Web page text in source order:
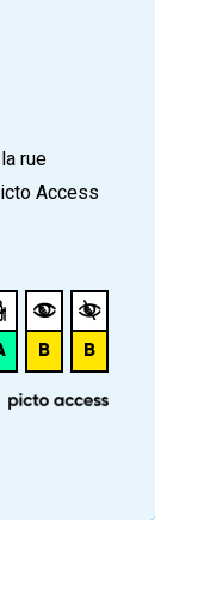
rue
Access